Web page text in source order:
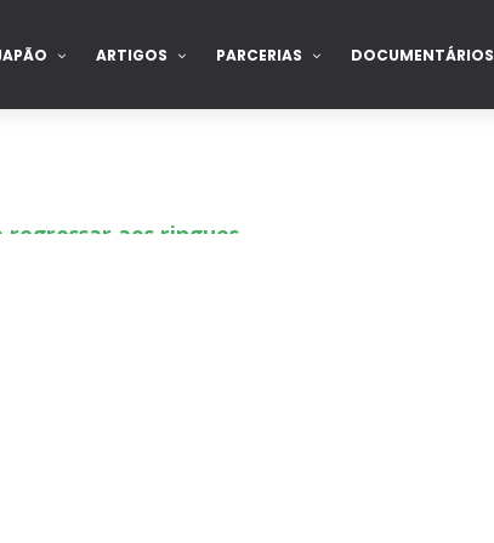
ARTIGOS PARCERIAS DOCUMENTÁRIOS
aos ringues